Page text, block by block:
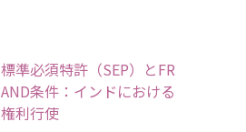
標準必須特許（SEP）とFR
AND条件：インドにおける
権利行使